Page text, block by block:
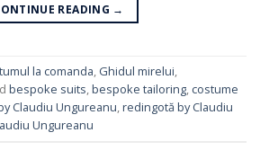
READING →
la comanda, Ghidul mirelui,
bespoke suits,bespoke tailoring, costume
Claudiu Ungureanu,redingotă by Claudiu
Ungureanu